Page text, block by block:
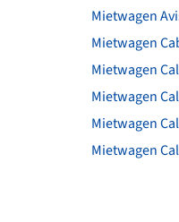
Mietwagen
Mietwagen
Mietwagen
Mietwagen
Mietwagen
Mietwagen